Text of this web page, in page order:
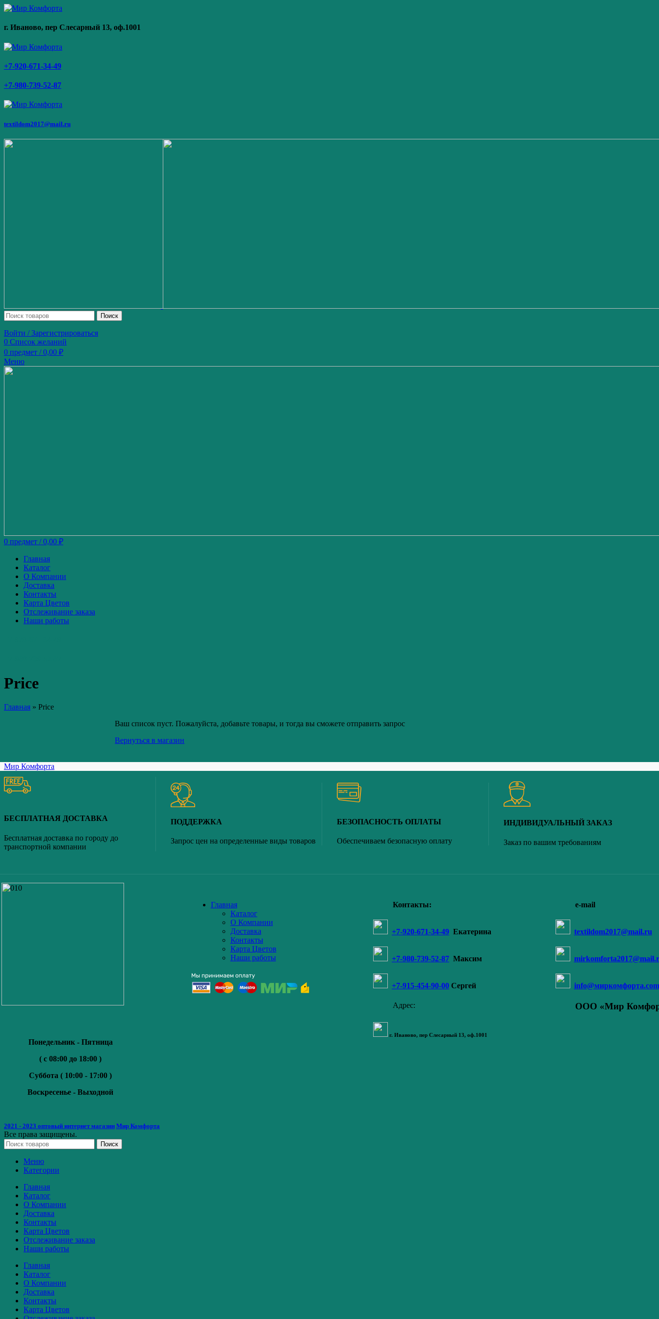
г. Иваново, пер Слесарный 13, оф.1001
+7-920-671-34-49
+7-980-739-52-87
textildom2017@mail.ru
Поиск
Войти / Зарегистрироваться
0 Список желаний
0 предмет / 0,00 ₽
Меню
0 предмет / 0,00 ₽
Главная
Каталог
О Компании
Доставка
Контакты
Карта Цветов
Отслеживание заказа
Наши работы
Price
Главная » Price
Ваш список пуст. Пожалуйста, добавьте товары, и тогда вы сможете отправить запрос
Вернуться в магазин
Мир Комфорта
БЕСПЛАТНАЯ ДОСТАВКА
Бесплатная доставка по городу до
транспортной компании
ПОДДЕРЖКА
Запрос цен на определенные виды товаров
БЕЗОПАСНОСТЬ ОПЛАТЫ
Обеспечиваем безопасную оплату
ИНДИВИДУАЛЬНЫЙ ЗАКАЗ
Заказ по вашим требованиям
Понедельник - Пятница
( с 08:00 до 18:00 )
Суббота ( 10:00 - 17:00 )
Воскресенье -Выходной
Главная
Каталог
О Компании
Доставка
Контакты
Карта Цветов
Наши работы
Контакты:
+7-920-671-34-49 Екатерина
+7-980-739-52-87 Максим
+7-915-454-90-00 Сергей
Адрес:
г. Иваново, пер Слесарный 13, оф.1001
e-mail
textildom2017@mail.ru
info@миркомфорта.com
ООО «Мир
2021 - 2023 оптовый интернет магазин Мир Комфорта
Все права защищены.
Поиск
Меню
Категории
Главная
Каталог
О Компании
Доставка
Контакты
Карта Цветов
Отслеживание заказа
Наши работы
Главная
Каталог
О Компании
Доставка
Контакты
Карта Цветов